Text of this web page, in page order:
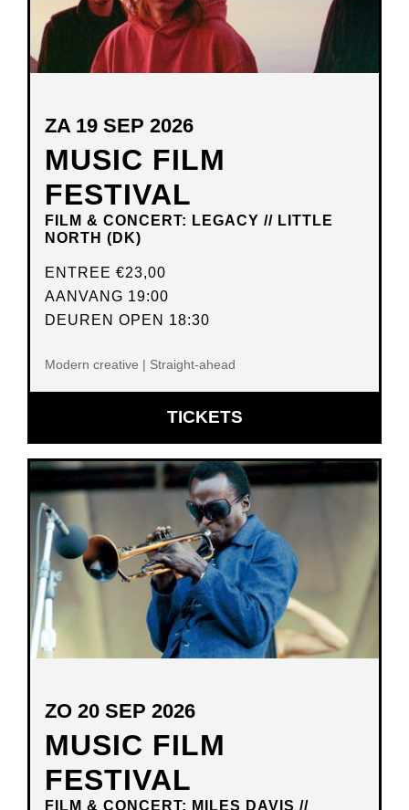
MUSIC FILM
FESTIVAL
FILM & CONCERT: LEGACY // LITTLE
NORTH (DK)
ZA 19 SEP 2026
ENTREE €23,00
AANVANG 19:00
DEUREN OPEN 18:30
Modern creative | Straight-ahead
TICKETSOPENT
IN
NIEUW
VENSTER
MUSIC FILM
FESTIVAL
FILM & CONCERT: MILES DAVIS //
ZO 20 SEP 2026